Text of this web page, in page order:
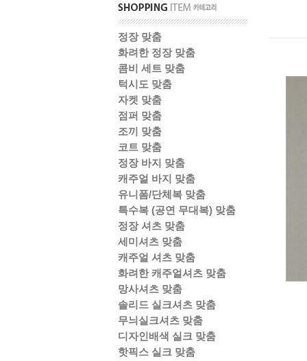
정장 맞춤
화려한 정장 맞춤
콤비 세트 맞춤
턱시도 맞춤
자켓 맞춤
점퍼 맞춤
조끼 맞춤
코트 맞춤
정장 바지 맞춤
캐주얼 바지 맞춤
유니폼/단체복 맞춤
특수복 (공연 무대복) 맞춤
정장 셔츠 맞춤
세미셔츠 맞춤
캐주얼 셔츠 맞춤
화려한 캐주얼셔츠 맞춤
망사셔츠 맞춤
솔리드 실크셔츠 맞춤
무늬실크셔츠 맞춤
디자인배색 실크 맞춤
핫픽스 실크 맞춤